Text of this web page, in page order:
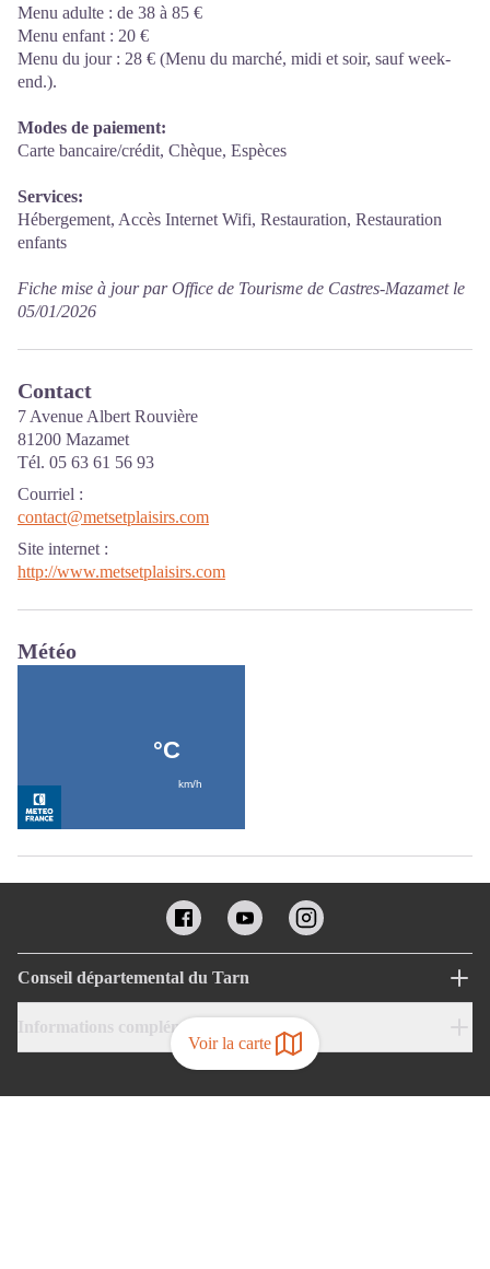
Voir la carte
Menu adulte : de 38 à 85 €
Menu enfant : 20 €
Menu du jour : 28 € (Menu du marché, midi et soir, sauf week-
end.).
Modes de paiement:
Carte bancaire/crédit, Chèque, Espèces
Services:
Hébergement, Accès Internet Wifi, Restauration, Restauration
enfants
Fiche mise à jour par Office de Tourisme de Castres-Mazamet le
05/01/2026
Contact
7 Avenue Albert Rouvière
81200 Mazamet
Tél. 05 63 61 56 93
Courriel :
contact@metsetplaisirs.com
Site internet :
http://www.metsetplaisirs.com
Météo
Conseil départemental du Tarn
Informations complémentaires